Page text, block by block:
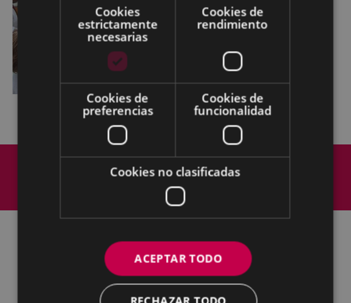
Mapa del Sitio
Aviso legal
Política de cookies
Contacto
Accesibilidad
Todas las redes sociales del Ayuntamiento
Cultura - Untzaga plaza, 1 | 20600 Eibar
Cookies
estrictamente
necesarias
Cookies de
rendimiento
Cookies de
preferencias
Cookies de
funcionalidad
Cookies no clasificadas
ACEPTAR TODO